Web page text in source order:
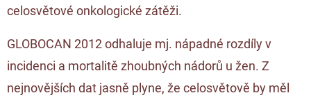
celosvětové onkologické zátěži.
GLOBOCAN 2012 odhaluje mj. nápadné rozdíly v
incidenci a mortalitě zhoubných nádorů u žen. Z
nejnovějších dat jasně plyne, že celosvětově by měl